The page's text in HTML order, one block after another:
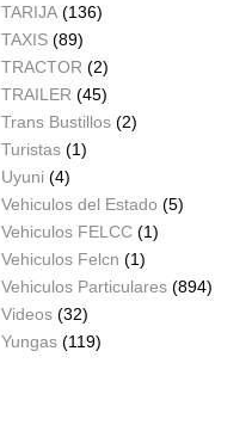
TARIJA (136)
TAXIS (89)
TRACTOR (2)
TRAILER (45)
Trans Bustillos (2)
Turistas (1)
Uyuni (4)
Vehiculos del Estado (5)
Vehiculos FELCC (1)
Vehiculos Felcn (1)
Vehiculos Particulares (894)
Videos (32)
Yungas (119)